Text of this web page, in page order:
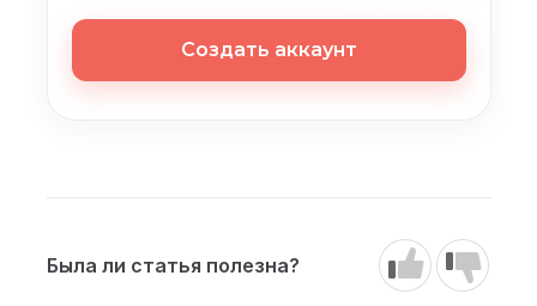
Создать аккаунт
Была ли статья полезна?